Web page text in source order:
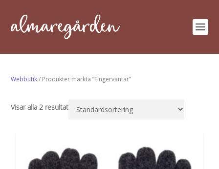
Webbutik/ Produkter märkta ”Fingervantar”
Visar alla 2 resultat